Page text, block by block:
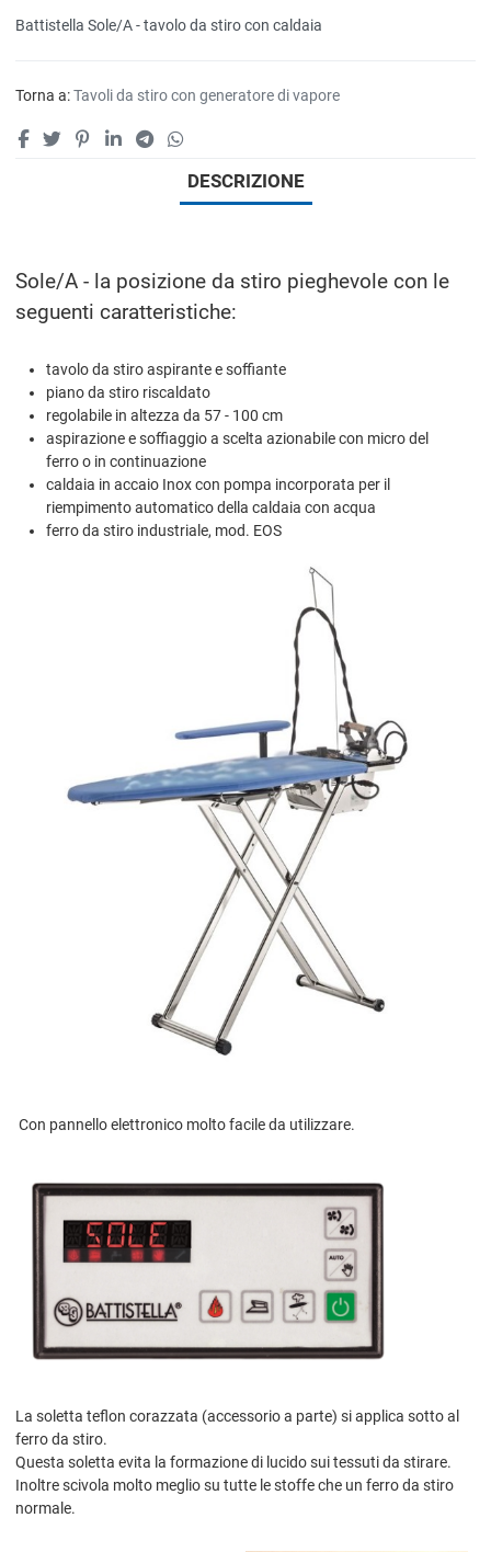
Battistella Sole/A - tavolo da stiro con caldaia
Torna a:Tavoli da stiro con generatore di vapore
DESCRIZIONE
Sole/A - la posizione da stiro pieghevole con le
seguenti caratteristiche:
tavolo da stiro aspirante e soffiante
piano da stiro riscaldato
regolabile in altezza da 57 - 100 cm
aspirazione e soffiaggio a scelta azionabile con micro del
ferro o in continuazione
caldaia in accaio Inox con pompa incorporata per il
riempimento automatico della caldaia con acqua
ferro da stiro industriale, mod. EOS
Con pannello elettronico molto facile da utilizzare.
La soletta teflon corazzata (accessorio a parte) si applica sotto al
ferro da stiro.
Questa soletta evita la formazione di lucido sui tessuti da stirare.
Inoltre scivola molto meglio su tutte le stoffe che un ferro da stiro
normale.